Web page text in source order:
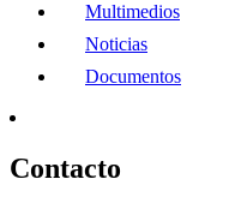
Multimedios
Noticias
Documentos
Contacto